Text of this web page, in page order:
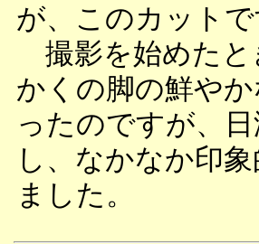
が、このカットで
撮影を始めたと
かくの脚の鮮や
ったのですが、
し、なかなか印
ました。